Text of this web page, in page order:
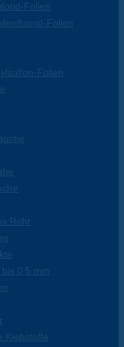
Folien
Folien
Folien
Rohr
0,5 mm
Klebstoffe